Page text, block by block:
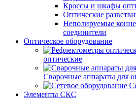
Кроссы и шкафы
Оптические
Неполируемые
соединители
Оптическое оборудование
оптические
Сварочные аппараты для
Элементы СКС